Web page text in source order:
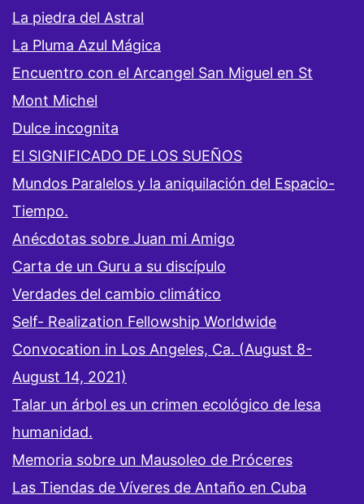
La piedra del Astral
La Pluma Azul Mágica
Encuentro con el Arcangel San Miguel en St
Mont Michel
Dulce incognita
El SIGNIFICADO DE LOS SUEÑOS
Mundos Paralelos y la aniquilación del Espacio-
Tiempo.
Anécdotas sobre Juan mi Amigo
Carta de un Guru a su discípulo
Verdades del cambio climático
Self- Realization Fellowship Worldwide
Convocation in Los Angeles, Ca. (August 8-
August 14, 2021)
Talar un árbol es un crimen ecológico de lesa
humanidad.
Memoria sobre un Mausoleo de Próceres
Las Tiendas de Víveres de Antaño en Cuba